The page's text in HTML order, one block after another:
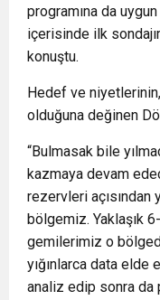
programına da
içerisinde ilk
konuştu.
Hedef ve
olduğuna değinen
“Bulmasak bile
kazmaya devam
rezervleri
bölgemiz. Yaklaşık
gemilerimiz o
yığınlarca data elde
analiz edip sonra